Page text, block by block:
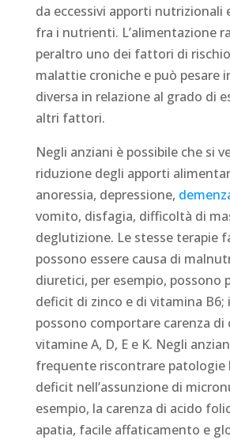
da eccessivi apporti nutrizionali
fra i nutrienti. L’alimentazione
peraltro uno dei fattori di
malattie croniche e può pesare
diversa in relazione al grado di
altri fattori.
Negli anziani è possibile che si
riduzione degli apporti
anoressia, depressione,
vomito, disfagia, difficoltà di
deglutizione. Le stesse terapie
possono essere causa di
diuretici, per esempio, possono
deficit di zinco e di vitamina B6;
possono comportare carenza di
vitamine A, D, E e K. Negli
frequente riscontrare patologie
deficit nell’assunzione di
esempio, la carenza di acido
apatia, facile affaticamento e